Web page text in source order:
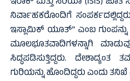
ನಿರ್ವಾಹಕರೊಂದಿಗೆ
ಇಸ್ಲಾಮಿಕ್ ಯೂತ್” ಎಂಬ
ಮೂಲಭೂತವಾದಿಗಳನ್ನಾಗಿ
ಸಿದ್ಧಪಡಿಸುತ್ತಿದ್ದರು. ದೇಶಾದ್ಯಂತ
ಗುರಿಯನ್ನು ಹೊಂದಿದ್ದರು ಎಂದು